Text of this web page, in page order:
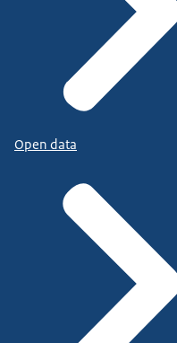
Open data